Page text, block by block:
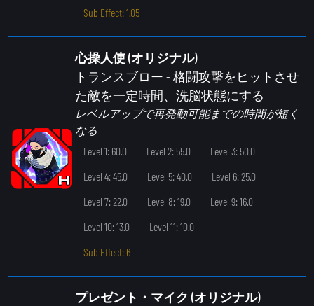
Sub Effect: 1.05
心操人使 (オリジナル)
トランスブロー - 格闘攻撃をヒットさせ
た敵を一定時間、洗脳状態にする
レベルアップで再発動可能までの時間が短く
なる
Level 1: 60.0
Level 2: 55.0
Level 3: 50.0
Level 4: 45.0
Level 5: 40.0
Level 6: 25.0
Level 7: 22.0
Level 8: 19.0
Level 9: 16.0
Level 10: 13.0
Level 11: 10.0
Sub Effect: 6
プレゼント・マイク (オリジナル)